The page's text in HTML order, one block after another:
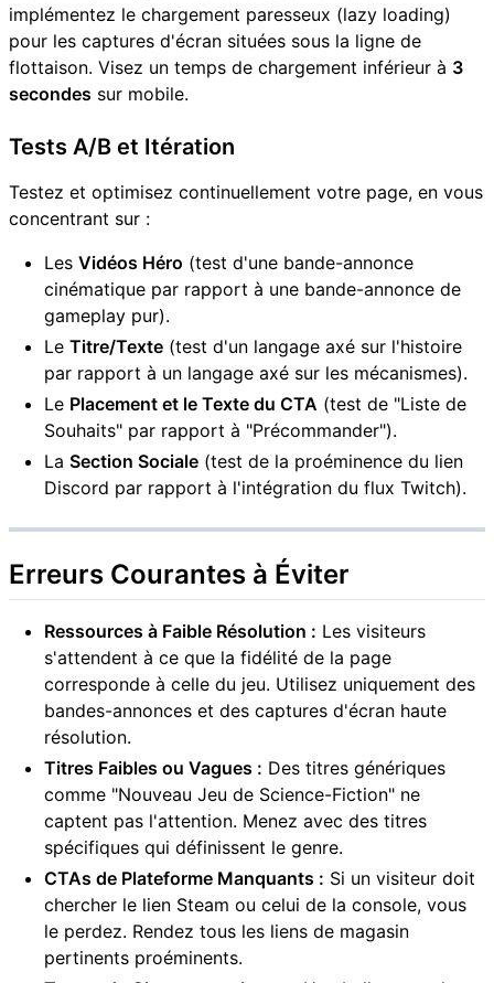
implémentez le chargement paresseux (lazy loading)
pour les captures d'écran situées sous la ligne de
flottaison. Visez un temps de chargement inférieur à 3
secondes sur mobile.
Tests A/B et Itération
Testez et optimisez continuellement votre page, en vous
concentrant sur :
Les Vidéos Héro (test d'une bande-annonce
cinématique par rapport à une bande-annonce de
gameplay pur).
Le Titre/Texte (test d'un langage axé sur l'histoire
par rapport à un langage axé sur les mécanismes).
Le Placement et le Texte du CTA (test de "Liste de
Souhaits" par rapport à "Précommander").
La Section Sociale (test de la proéminence du lien
Discord par rapport à l'intégration du flux Twitch).
Erreurs Courantes à Éviter
Ressources à Faible Résolution : Les visiteurs
s'attendent à ce que la fidélité de la page
corresponde à celle du jeu. Utilisez uniquement des
bandes-annonces et des captures d'écran haute
résolution.
Titres Faibles ou Vagues : Des titres génériques
comme "Nouveau Jeu de Science-Fiction" ne
captent pas l'attention. Menez avec des titres
spécifiques qui définissent le genre.
CTAs de Plateforme Manquants : Si un visiteur doit
chercher le lien Steam ou celui de la console, vous
le perdez. Rendez tous les liens de magasin
pertinents proéminents.